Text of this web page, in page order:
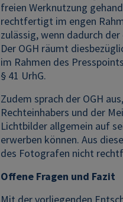
freien Werknutzung
rechtfertigt im engen
zulässig, wenn dadurch
Der OGH räumt
im Rahmen des
§ 41 UrhG.
Zudem sprach der OGH
Rechteinhabers und der
Lichtbilder allgemein auf
erwerben können. Aus
des Fotografen nicht
Offene Fragen und Fazit